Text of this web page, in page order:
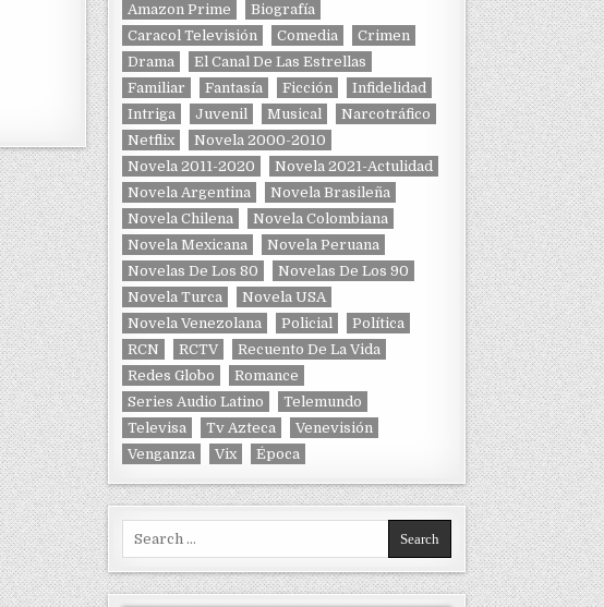
Amazon Prime
Biografía
Caracol Televisión
Comedia
Crimen
Drama
El Canal De Las Estrellas
Familiar
Fantasía Ficción
Infidelidad
Intriga
Juvenil Musical
Narcotráfico
Netflix
Novela 2000-2010
Novela 2011-2020
Novela 2021-Actulidad
Novela Argentina
Novela Brasileña
Novela Chilena
Novela Colombiana
Novela Mexicana
Novela Peruana
Novelas De Los 80
Novelas De Los 90
Novela Turca
Novela USA
Novela Venezolana
Policial
Política
RCN
RCTV
Recuento De La Vida
Redes Globo
Romance
Series Audio Latino
Telemundo
Televisa
Tv Azteca
Venevisión
Venganza
Vix Época
Search for: